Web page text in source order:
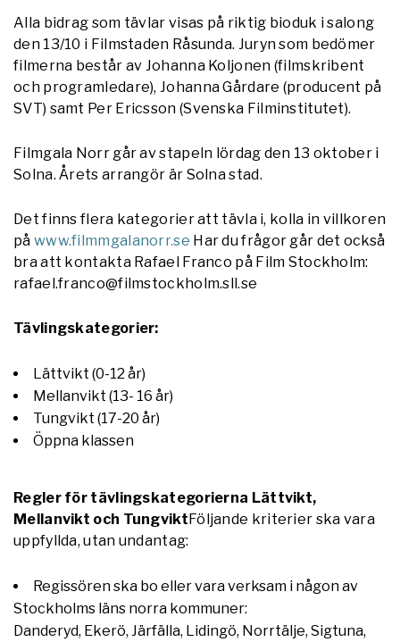
Alla bidrag som tävlar visas på riktig bioduk i salong
den 13/10 i Filmstaden Råsunda. Juryn som bedömer
filmerna består av Johanna Koljonen (filmskribent
och programledare), Johanna Gårdare (producent på
SVT) samt Per Ericsson (Svenska Filminstitutet).
Filmgala Norr går av stapeln lördag den 13 oktober i
Solna. Årets arrangör är Solna stad.
Det finns flera kategorier att tävla i, kolla in villkoren
på www.filmmgalanorr.se Har du frågor går det också
bra att kontakta Rafael Franco på Film Stockholm:
rafael.franco@filmstockholm.sll.se
Tävlingskategorier:
Lättvikt (0-12 år)
Mellanvikt (13- 16 år)
Tungvikt (17-20 år)
Öppna klassen
Regler för tävlingskategorierna Lättvikt,
Mellanvikt och Tungvikt Följande kriterier ska vara
uppfyllda, utan undantag:
Regissören ska bo eller vara verksam i någon av
Stockholms läns norra kommuner:
Danderyd, Ekerö, Järfälla, Lidingö, Norrtälje, Sigtuna,